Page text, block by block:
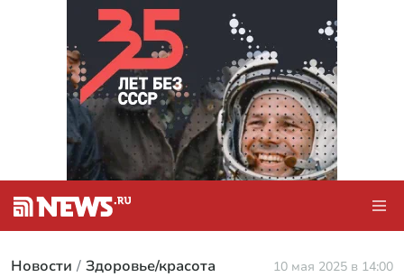
Новости Здоровье/красота 10 мая 2025 в 14:00